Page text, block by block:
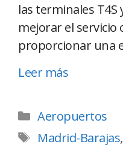
las terminales T4S
mejorar el servicio
proporcionar una
Leer más
Aeropuertos
Madrid-Barajas,